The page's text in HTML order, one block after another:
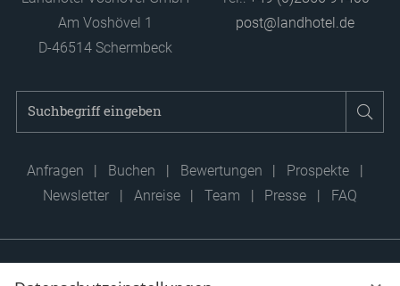
Am Voshövel 1
D-46514 Schermbeck
post@landhotel.de
Anfragen Buchen Bewertungen
Prospekte
Newsletter
Anreise Team Presse FAQ